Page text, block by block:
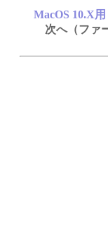
MacOS 10.X用
次へ（ファ